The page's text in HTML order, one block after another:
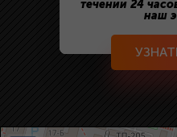
течении 24
наш